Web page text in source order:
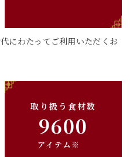
にわたってご利用いただくお
取り扱う食材数
9600
アイテム※